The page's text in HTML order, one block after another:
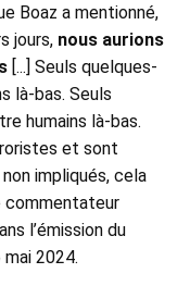
Boaz a mentionné,
jours, nous aurions
[...] Seuls quelques-
là-bas. Seuls
humains là-bas.
et sont
impliqués, cela
commentateur
l’émission du
2024.